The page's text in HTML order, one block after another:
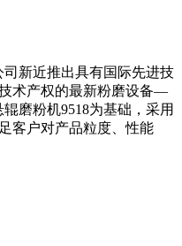
新近推出具有国际先进技
术产权的最新粉磨设备—
磨粉机9518为基础，采用
客户对产品粒度、性能